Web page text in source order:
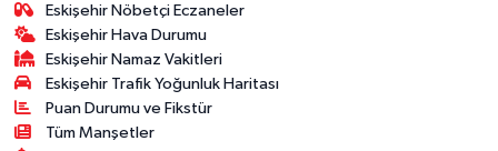
Eskişehir Nöbetçi Eczaneler
Eskişehir Hava Durumu
Eskişehir Namaz Vakitleri
Eskişehir Trafik Yoğunluk Haritası
Puan Durumu ve Fikstür
Tüm Manşetler